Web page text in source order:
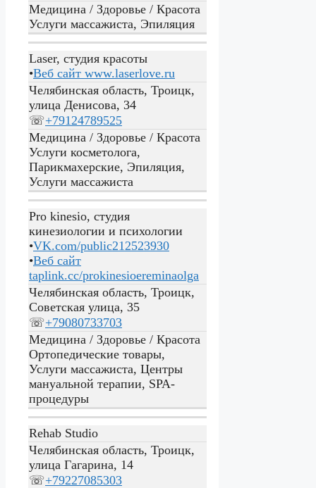
Медицина / Здоровье / Красота
Услуги массажиста, Эпиляция
Laser, студия красоты
•Веб сайт www.laserlove.ru
Челябинская область, Троицк,
улица Денисова, 34
☏+79124789525
Медицина / Здоровье / Красота
Услуги косметолога,
Парикмахерские, Эпиляция,
Услуги массажиста
Pro kinesio, студия
кинезиологии и психологии
•VK.com/public212523930
•Веб сайт
taplink.cc/prokinesioereminaolga
Челябинская область, Троицк,
Советская улица, 35
☏+79080733703
Медицина / Здоровье / Красота
Ортопедические товары,
Услуги массажиста, Центры
мануальной терапии, SPA-
процедуры
Rehab Studio
Челябинская область, Троицк,
улица Гагарина, 14
☏+79227085303